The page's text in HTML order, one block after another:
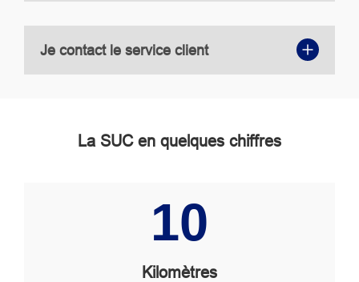
Je contact le service client
La SUC en quelques chiffres
10
Kilomètres